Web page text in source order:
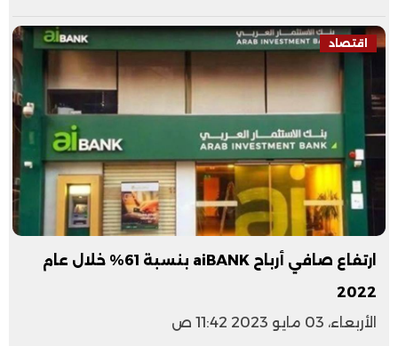
اقتصاد
ارتفاع صافي أرباح aiBANK بنسبة 61% خلال عام
2022
الأربعاء، 03 مايو 2023 11:42 ص